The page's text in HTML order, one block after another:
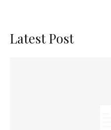
Latest Post